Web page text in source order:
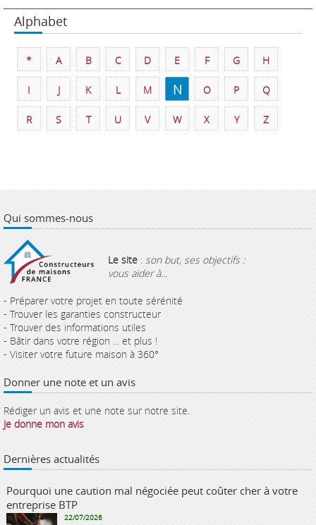
Alphabet
* A B C D E F G H
I J K L M N O P Q
R S T U V W X Y Z
Qui sommes-nous
Le site : son but, ses objectifs :
vous aider à...
- Préparer votre projet en toute sérénité
- Trouver les garanties constructeur
- Trouver des informations utiles
- Bâtir dans votre région ... et plus !
- Visiter votre future maison à 360°
Donner une note et un avis
Rédiger un avis et une note sur notre site.
Je donne mon avis
Dernières actualités
Pourquoi une caution mal négociée peut coûter cher à votre
entreprise BTP
22/07/2026